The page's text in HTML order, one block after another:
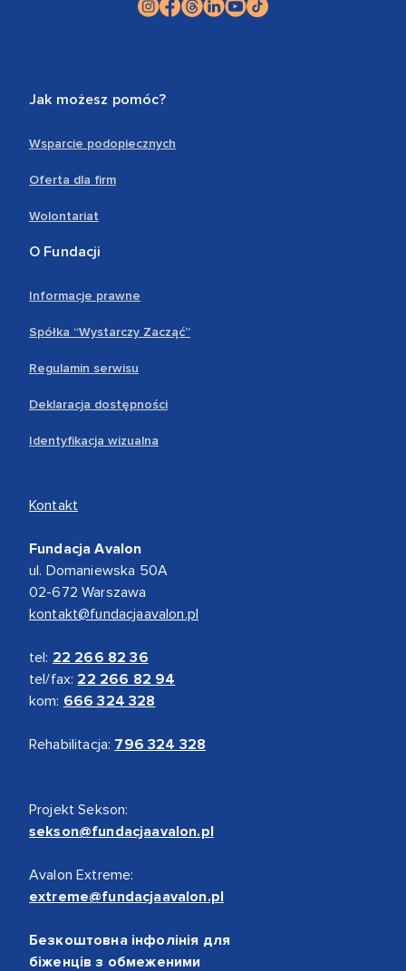
Jak możesz pomóc?
Wsparcie podopiecznych
Oferta dla firm
Wolontariat
O Fundacji
Informacje prawne
Spółka “Wystarczy Zacząć”
Regulamin serwisu
Deklaracja dostępności
Identyfikacja wizualna
Kontakt
Fundacja Avalon
ul. Domaniewska 50A
02-672 Warszawa
kontakt@fundacjaavalon.pl
tel: 22 266 82 36
tel/fax: 22 266 82 94
kom: 666 324 328
Rehabilitacja: 796 324 328
Projekt Sekson:
sekson@fundacjaavalon.pl
Avalon Extreme:
extreme@fundacjaavalon.pl
Безкоштовна інфолінія для
біженців з обмеженими